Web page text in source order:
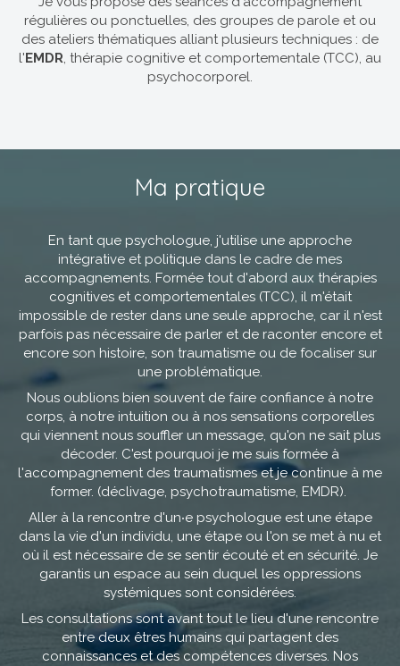
régulières ou ponctuelles, des groupes de parole et ou
des ateliers thématiques alliant plusieurs techniques : de
l'EMDR, thérapie cognitive et comportementale (TCC), au
psychocorporel.
Ma pratique
En tant que psychologue, j'utilise une approche
intégrative et politique dans le cadre de mes
accompagnements. Formée tout d'abord aux thérapies
cognitives et comportementales (TCC), il m'était
impossible de rester dans une seule approche, car il n'est
parfois pas nécessaire de parler et de raconter encore et
encore son histoire, son traumatisme ou de focaliser sur
une problématique.
Nous oublions bien souvent de faire confiance à notre
corps, à notre intuition ou à nos sensations corporelles
qui viennent nous souffler un message, qu'on ne sait plus
décoder. C'est pourquoi je me suis formée à
l'accompagnement des traumatismes et je continue à me
former. (déclivage, psychotraumatisme, EMDR).
Aller à la rencontre d'un‧e psychologue est une étape
dans la vie d'un individu, une étape ou l'on se met à nu et
où il est nécessaire de se sentir écouté et en sécurité. Je
garantis un espace au sein duquel les oppressions
systémiques sont considérées.
Les consultations sont avant tout le lieu d'une rencontre
entre deux êtres humains qui partagent des
connaissances et des compétences diverses. Nos